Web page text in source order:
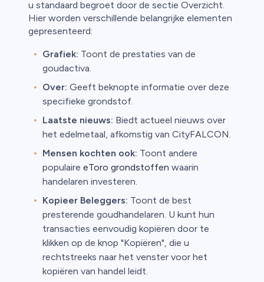
u standaard begroet door de sectie Overzicht.
Hier worden verschillende belangrijke elementen
gepresenteerd:
Grafiek: Toont de prestaties van de
goudactiva.
Over: Geeft beknopte informatie over deze
specifieke grondstof.
Laatste nieuws: Biedt actueel nieuws over
het edelmetaal, afkomstig van CityFALCON.
Mensen kochten ook: Toont andere
populaire eToro grondstoffen waarin
handelaren investeren.
Kopieer Beleggers: Toont de best
presterende goudhandelaren. U kunt hun
transacties eenvoudig kopiëren door te
klikken op de knop "Kopiëren", die u
rechtstreeks naar het venster voor het
kopiëren van handel leidt.